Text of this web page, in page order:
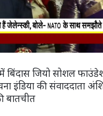
में बिंदास जियो सोशल
इंडिया की संवाददाता
बातचीत